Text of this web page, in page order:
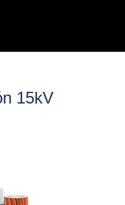
15kV